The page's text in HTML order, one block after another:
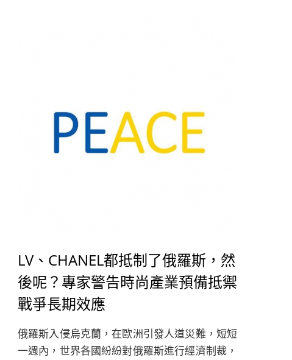
LV、CHANEL都抵制了俄羅斯，然
後呢？專家警告時尚產業預備抵禦
戰爭長期效應
俄羅斯入侵烏克蘭，在歐洲引發人道災難，短短
一週內，世界各國紛紛對俄羅斯進行經濟制裁，